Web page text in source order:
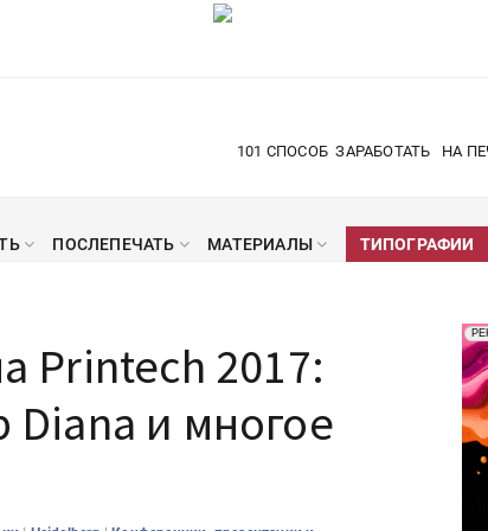
101 СПОСОБ ЗАРАБОТАТЬ НА
ПОСЛЕПЕЧАТЬ МАТЕРИАЛЫ ТИПОГРАФИИ
Printech 2017:
Diana и многое